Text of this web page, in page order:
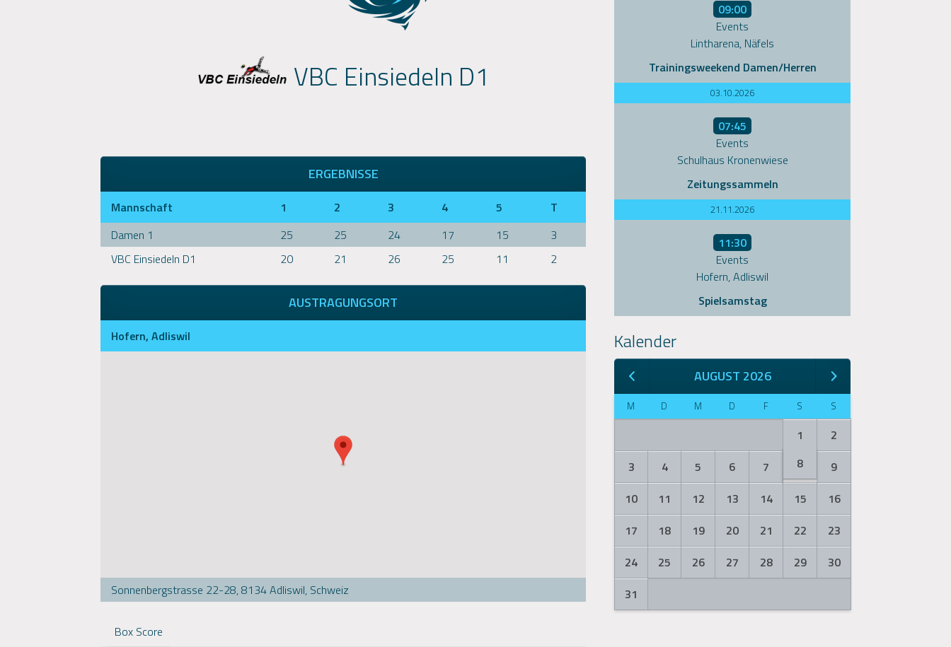
VBC Einsiedeln D1
ERGEBNISSE
Mannschaft 1 2 3 4 5
T
Damen 1
25 25 24 17 15
3
VBC Einsiedeln D1
20 21 26 25 11 2
AUSTRAGUNGSORT
Hofern, Adliswil
Sonnenbergstrasse 22-28, 8134 Adliswil, Schweiz
Box Score
09:00
Events
Lintharena, Näfels
Trainingsweekend Damen/Herren
03.10.2026
07:45
Events
Schulhaus Kronenwiese
Zeitungssammeln
21.11.2026
11:30
Events
Hofern, Adliswil
Spielsamstag
Kalender
AUGUST 2026
M D M D F S S
1
2
3
4 5 6 7 8
9
10
11 12 13 14 15
16
17
18 19 20 21 22
23
24
25 26 27 28 29
30
31